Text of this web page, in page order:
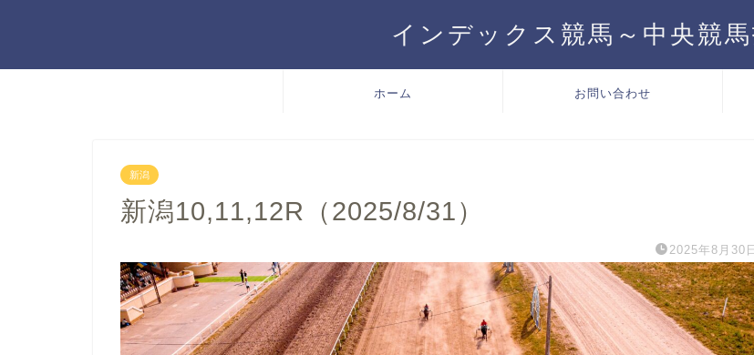
インデックス競馬～中央競馬
ホーム お問い合わせ
新潟
新潟10,11,12R（2025/8/31）
2025年8月30日